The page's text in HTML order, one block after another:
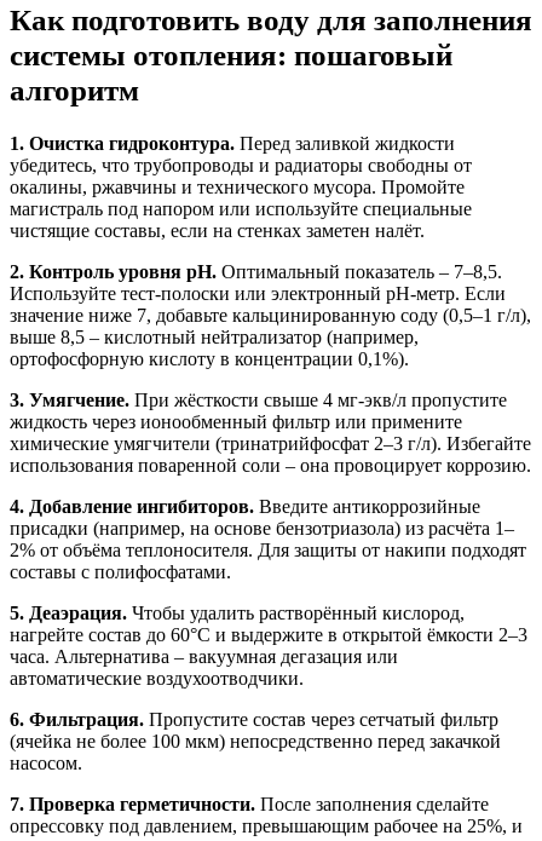
Как подготовить воду для заполнения
системы отопления: пошаговый
алгоритм
1. Очистка гидроконтура. Перед заливкой жидкости
убедитесь, что трубопроводы и радиаторы свободны от
окалины, ржавчины и технического мусора. Промойте
магистраль под напором или используйте специальные
чистящие составы, если на стенках заметен налёт.
2. Контроль уровня pH. Оптимальный показатель – 7–8,5.
Используйте тест-полоски или электронный pH-метр. Если
значение ниже 7, добавьте кальцинированную соду (0,5–1 г/л),
выше 8,5 – кислотный нейтрализатор (например,
ортофосфорную кислоту в концентрации 0,1%).
3. Умягчение. При жёсткости свыше 4 мг-экв/л пропустите
жидкость через ионообменный фильтр или примените
химические умягчители (тринатрийфосфат 2–3 г/л). Избегайте
использования поваренной соли – она провоцирует коррозию.
4. Добавление ингибиторов. Введите антикоррозийные
присадки (например, на основе бензотриазола) из расчёта 1–
2% от объёма теплоносителя. Для защиты от накипи подходят
составы с полифосфатами.
5. Деаэрация. Чтобы удалить растворённый кислород,
нагрейте состав до 60°C и выдержите в открытой ёмкости 2–3
часа. Альтернатива – вакуумная дегазация или
автоматические воздухоотводчики.
6. Фильтрация. Пропустите состав через сетчатый фильтр
(ячейка не более 100 мкм) непосредственно перед закачкой
насосом.
7. Проверка герметичности. После заполнения сделайте
опрессовку под давлением, превышающим рабочее на 25%, и